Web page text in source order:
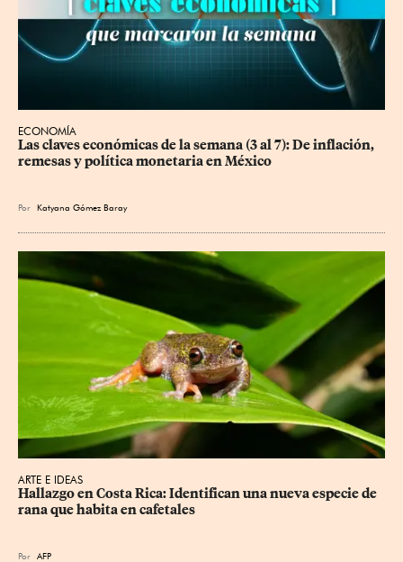
ECONOMÍA
Las claves económicas de la semana (3 al 7): De inflación,
remesas y política monetaria en México
Por Katyana Gómez Baray
ARTE E IDEAS
Hallazgo en Costa Rica: Identifican una nueva especie de
rana que habita en cafetales
Por AFP